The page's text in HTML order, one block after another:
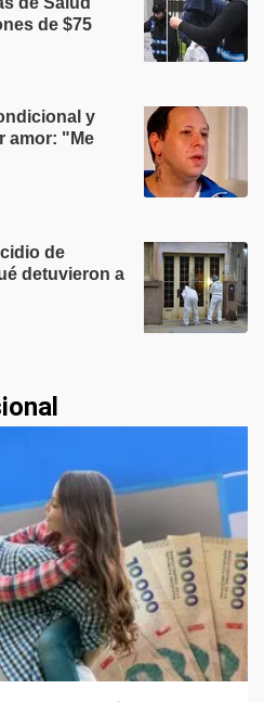
de $75
y
amor: "Me
de
detuvieron a